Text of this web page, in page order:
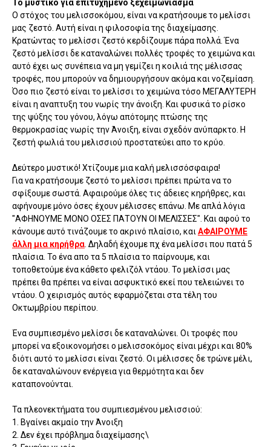
Το μυστικό για επιτυχημένο ξεχειμώνιασμα
Ο στόχος του μελισσοκόμου, είναι να κρατήσουμε το μελίσσι
μας ζεστό. Αυτή είναι η φιλοσοφία της διαχείμασης.
Κρατώντας το μελίσσι ζεστό κερδίζουμε πάρα πολλά. Ένα
ζεστό μελίσσι δε καταναλώνει πολλές τροφές το χειμώνα και
αυτό έχει ως συνέπεια να μη γεμίζει η κοιλιά της μέλισσας
τροφές, που μπορούν να δημιουργήσουν ακόμα και νοζεμίαση.
Όσο πιο ζεστό είναι το μελίσσι το χειμώνα τόσο ΜΕΓΑΛΥΤΕΡΗ
είναι η αναπτυξη του νωρίς την άνοιξη. Και φυσικά το ρίσκο
της ψύξης του γόνου, λόγω απότομης πτώσης της
θερμοκρασίας νωρίς την Άνοιξη, είναι σχεδόν ανύπαρκτο. Η
ζεστή φωλιά του μελισσιού προστατεύει απο το κρύο.
Δεύτερο μυστικό! Χτίζουμε μια καλή μελισσόσφαιρα!
Για να κρατήσουμε ζεστό το μελίσσι πρέπει πρώτα να το
σφίξουμε σωστά. Αφαιρούμε όλες τις άδειες κηρήθρες, και
αφήνουμε μόνο όσες έχουν μέλισσες επάνω. Με απλά λόγια
"ΑΦΗΝΟΥΜΕ ΜΟΝΟ ΟΣΕΣ ΠΑΤΟΥΝ ΟΙ ΜΕΛΙΣΣΕΣ". Και αφού το
κάνουμε αυτό τινάζουμε το ακρινό πλαίσιο, καιΑΦΑΙΡΟΥΜΕ
άλλη μια κηρήθρα. Δηλαδή έχουμε πχ ένα μελίσσι που πατά 5
πλαίσια. Το ένα απο τα 5 πλαίσια το παίρνουμε, και
τοποθετούμε ένα κάθετο φελιζόλ ντάου. Το μελίσσι μας
πρέπει θα πρέπει να είναι ασφυκτικό εκεί που τελειώνει το
ντάου. Ο χειρισμός αυτός εφαρμόζεται στα τέλη του
Οκτωμβρίου περίπου.
Ένα συμπιεσμένο μελίσσι δε καταναλώνει. Οι τροφές που
μπορεί να εξοικονομήσει ο μελισσοκόμος είναι μέχρι και 80%
διότι αυτό το μελίσσι είναι ζεστό. Οι μέλισσες δε τρώνε μέλι,
δε καταναλώνουν ενέργεια για θερμότητα και δεν
καταπονούνται.
Τα πλεονεκτήματα του συμπιεσμένου μελισσιού:
1. Βγαίνει ακμαίο την Άνοιξη
2. Δεν έχει πρόβλημα διαχείμασης\